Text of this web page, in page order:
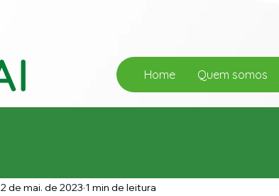
Home Quem somos
2 de mai. de 2023 1 min de leitura